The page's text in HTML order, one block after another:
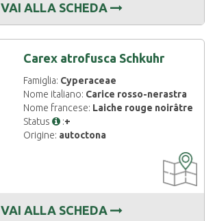
VAI ALLA SCHEDA
Carex atrofusca Schkuhr
Famiglia: Cyperaceae
Nome italiano: Carice rosso-nerastra
Nome francese: Laiche rouge noirâtre
Status
:+
Origine: autoctona
DISPONIBILE
VAI ALLA SCHEDA